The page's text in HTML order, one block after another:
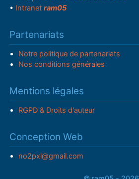
• Intranetram05
Partenariats
Notre politique de partenariats
Nos conditions générales
Mentions légales
RGPD & Droits d'auteur
Conception Web
no2pxl@gmail.com